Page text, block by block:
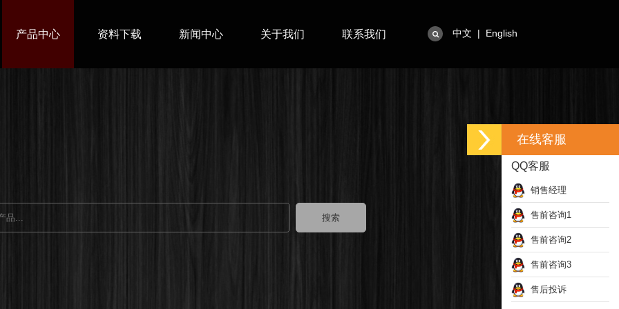
产品中心 资料下载 新闻中心 关于我们 联系我们 中文 | English
在线客服
QQ客服
销售经理
售前咨询1
售前咨询2
售前咨询3
售后投诉